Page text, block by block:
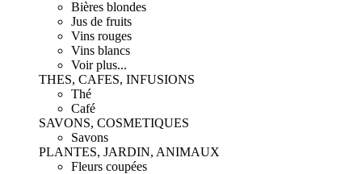
Bières blondes
Jus de fruits
Vins rouges
Vins blancs
Voir plus...
THES, CAFES, INFUSIONS
Thé
Café
SAVONS, COSMETIQUES
Savons
PLANTES, JARDIN, ANIMAUX
Fleurs coupées